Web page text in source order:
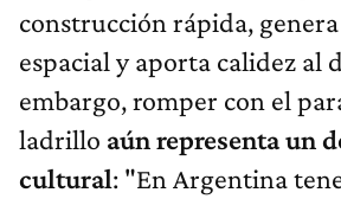
construcción rápida,
espacial y aporta calidez al
embargo, romper con el
ladrillo aún representa un
cultural: "En Argentina